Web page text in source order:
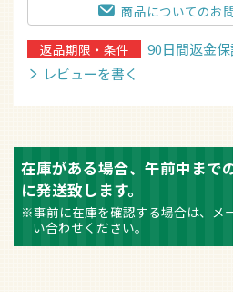
商品についてのお
返品期限・条件
90日間返金
レビューを書く
在庫がある場合、午前中まで
に発送致します。
※事前に在庫を確認する場合は、メ
い合わせください。